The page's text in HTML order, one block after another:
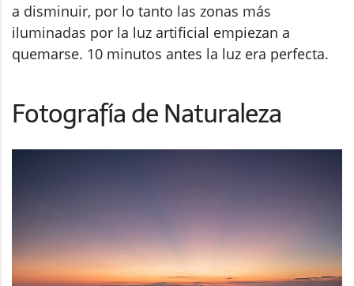
a disminuir, por lo tanto las zonas más
iluminadas por la luz artificial empiezan a
quemarse. 10 minutos antes la luz era perfecta.
Fotografía de Naturaleza